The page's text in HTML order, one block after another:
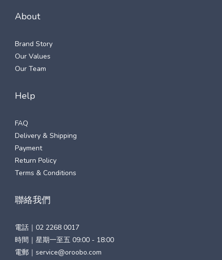
About
Brand Story
Our Values
Our Team
Help
FAQ
Delivery & Shipping
Payment
Return Policy
Terms & Conditions
聯絡我們
電話｜ 02 2268 0017
時間｜星期一至五 09:00 - 18:00
電郵｜ service@oroobo.com